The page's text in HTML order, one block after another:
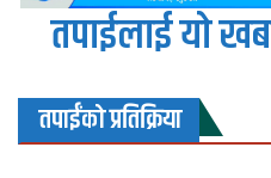
तपाईलाई यो
तपाईंको प्रतिक्रिया